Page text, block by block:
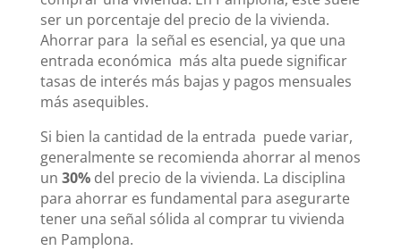
ser un porcentaje del precio de la vivienda.
Ahorrar para la señal es esencial, ya que una
entrada económica más alta puede significar
tasas de interés más bajas y pagos mensuales
más asequibles.
Si bien la cantidad de la entrada puede variar,
generalmente se recomienda ahorrar al menos
un 30%del precio de la vivienda. La disciplina
para ahorrar es fundamental para asegurarte
tener una señal sólida al comprar tu vivienda
en Pamplona.